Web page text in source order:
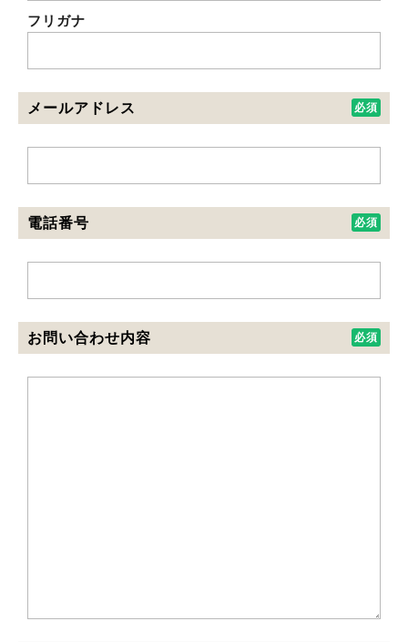
フリガナ
メールアドレス
電話番号
お問い合わせ内容